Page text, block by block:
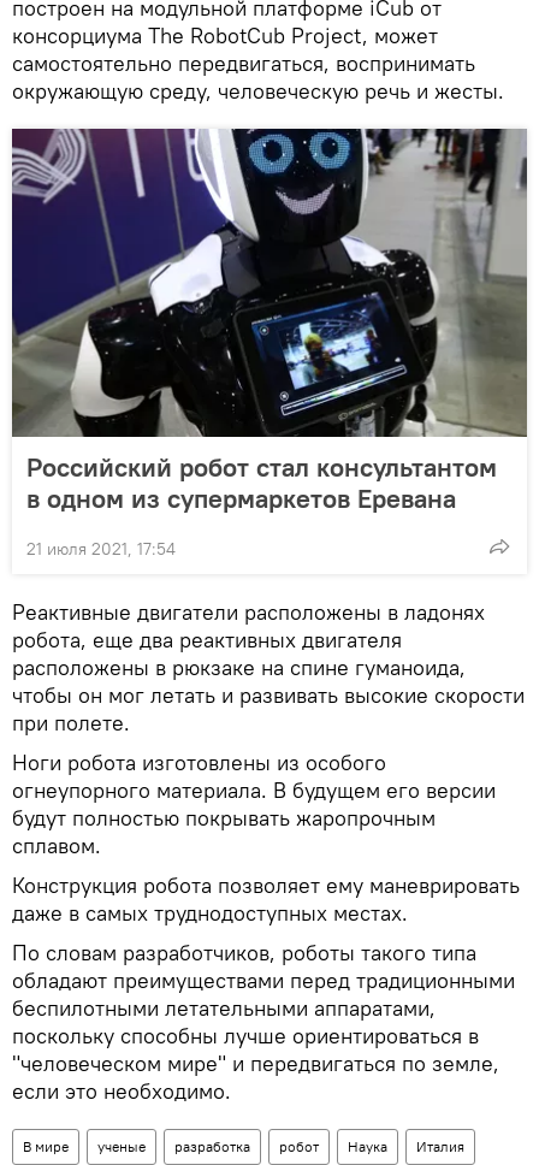
построен на модульной платформе iCub от
консорциума The RobotCub Project, может
самостоятельно передвигаться, воспринимать
окружающую среду, человеческую речь и жесты.
Российский робот стал консультантом
в одном из супермаркетов Еревана
21 июля 2021, 17:54
Реактивные двигатели расположены в ладонях
робота, еще два реактивных двигателя
расположены в рюкзаке на спине гуманоида,
чтобы он мог летать и развивать высокие скорости
при полете.
Ноги робота изготовлены из особого
огнеупорного материала. В будущем его версии
будут полностью покрывать жаропрочным
сплавом.
Конструкция робота позволяет ему маневрировать
даже в самых труднодоступных местах.
По словам разработчиков, роботы такого типа
обладают преимуществами перед традиционными
беспилотными летательными аппаратами,
поскольку способны лучше ориентироваться в
"человеческом мире" и передвигаться по земле,
если это необходимо.
В мире ученые разработка робот Наука Италия